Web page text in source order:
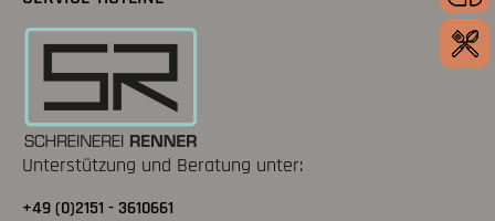
Unterstützung und Beratung unter:
+49 (0)2151 - 3610661